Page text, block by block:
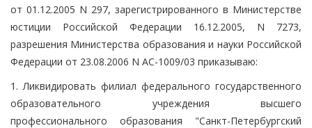
от 01.12.2005 N 297, зарегистрированного в Министерстве
юстиции Российской Федерации 16.12.2005, N 7273,
разрешения Министерства образования и науки Российской
Федерации от 23.08.2006 N АС-1009/03 приказываю:
1. Ликвидировать филиал федерального государственного
образовательного учреждения высшего
профессионального образования "Санкт-Петербургский